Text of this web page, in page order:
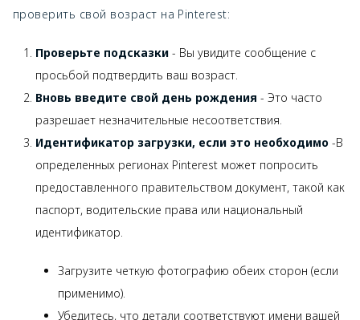
проверить свой возраст на Pinterest:
Проверьте подсказки - Вы увидите сообщение с
просьбой подтвердить ваш возраст.
Вновь введите свой день рождения - Это часто
разрешает незначительные несоответствия.
Идентификатор загрузки, если это необходимо -В
определенных регионах Pinterest может попросить
предоставленного правительством документ, такой как
паспорт, водительские права или национальный
идентификатор.
Загрузите четкую фотографию обеих сторон (если
применимо).
Убедитесь, что детали соответствуют имени вашей